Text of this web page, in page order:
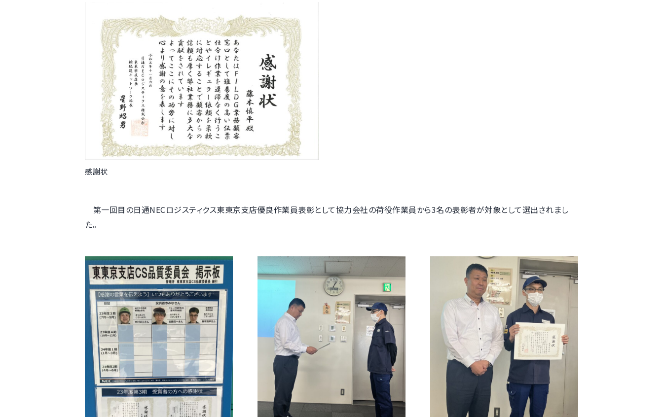
感謝状
第一回目の日通NECロジスティクス東東京支店優良作業員表彰として協力会社の荷役作業員から3名の表彰者が対象として選出されまし
た。